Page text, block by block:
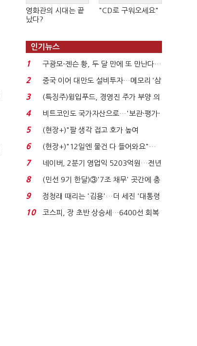
영화관의 시대는 끝
났다?
"CD로 구워오세요"
인기뉴스
1
구광모-젠슨 황, 두 달 만에 또 만난다…
로봇·AI 등 논...
2
중국 이어 대만도 설비투자…메모리 ‘삼
국전쟁’
3
(특징주)윙입푸드, 경영진 주가 부양 의
지에 상한가...
4
비트코인도 국가자산으로…'보관·평가·
처분' 기준은 ...
5
(현장+)"팔 생각 접고 호가 높여
요"…'덜 똘똘한 한 채' 20...
6
(현장+)"12일엔 물건 다 들어와요"…
빈 매대 채우며 문 연 ...
7
네이버, 2분기 영업익 5203억원…전년
비 0.2% 감소...
8
(민선 9기 한달)③'7조 채무' 곳간에 충
격…추미애, 20년...
9
정청래 때리는 '김용'…더 세진 '대통령
최측근' 입...
10
코스피, 장 초반 상승세…6400선 회복